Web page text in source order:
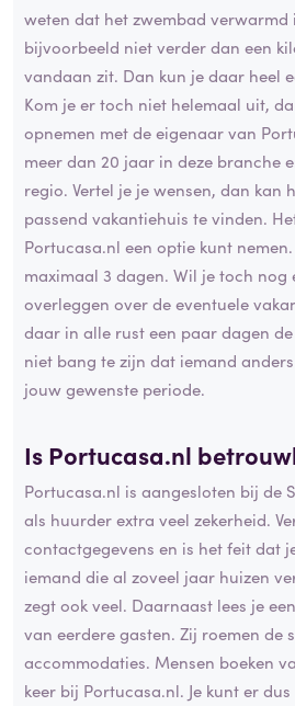
weten dat het zwembad verwarmd
bijvoorbeeld niet verder dan een
vandaan zit. Dan kun je daar heel
Kom je er toch niet helemaal uit,
opnemen met de eigenaar van
meer dan 20 jaar in deze branche
regio. Vertel je je wensen, dan kan
passend vakantiehuis te vinden.
Portucasa.nl een optie kunt
maximaal 3 dagen. Wil je toch nog
overleggen over de eventuele
daar in alle rust een paar dagen
niet bang te zijn dat iemand
jouw gewenste periode.
Is Portucasa.nl
Portucasa.nl is aangesloten bij de
als huurder extra veel zekerheid.
contactgegevens en is het feit dat
iemand die al zoveel jaar huizen
zegt ook veel. Daarnaast lees je
van eerdere gasten. Zij roemen de
accommodaties. Mensen boeken
keer bij Portucasa.nl. Je kunt er